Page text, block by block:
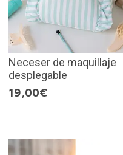
Neceser de maquillaje
desplegable
19,00€